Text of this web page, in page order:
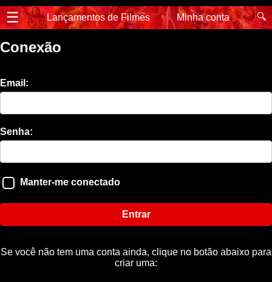
☰ Lançamentos de Filmes Minha conta 🔍
Conexão
Email:
Senha:
Manter-me conectado
Entrar
Se você não tem uma conta ainda, clique no botão abaixo para
criar uma: